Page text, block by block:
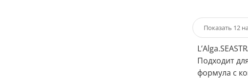
Подходит
формула с